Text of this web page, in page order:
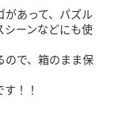
があって、パズル
ーンなどにも使
ので、箱のまま保
！！